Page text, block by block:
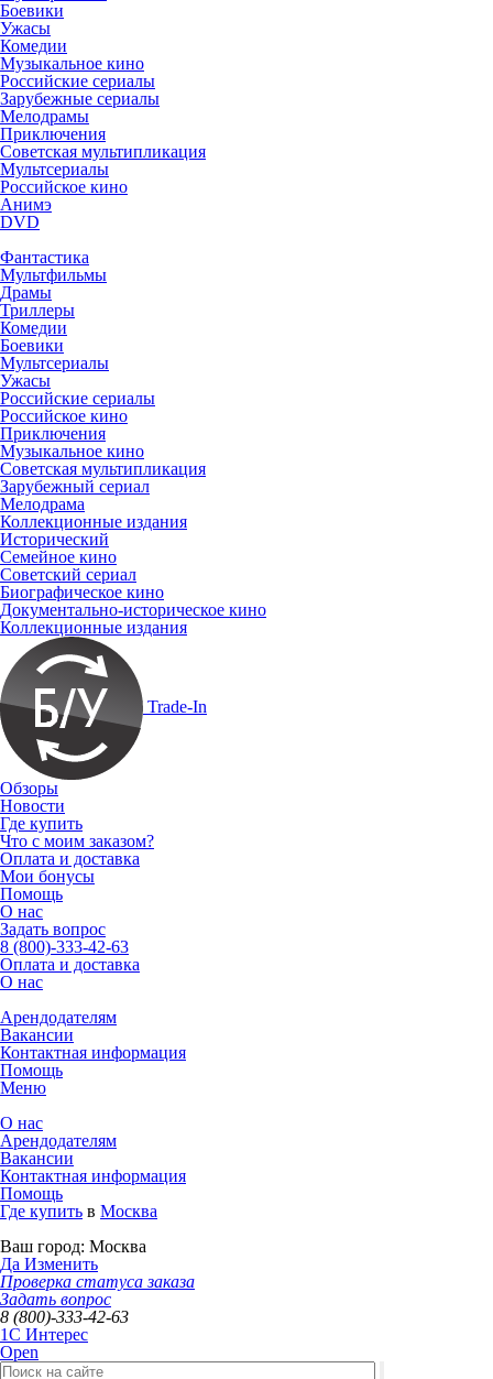
Боевики
Ужасы
Комедии
Музыкальное кино
Российские сериалы
Зарубежные сериалы
Мелодрамы
Приключения
Советская мультипликация
Мультсериалы
Российское кино
Анимэ
DVD
Фантастика
Мультфильмы
Драмы
Триллеры
Комедии
Боевики
Мультсериалы
Ужасы
Российские сериалы
Российское кино
Приключения
Музыкальное кино
Советская мультипликация
Зарубежный сериал
Мелодрама
Коллекционные издания
Исторический
Семейное кино
Советский сериал
Биографическое кино
Документально-историческое кино
Коллекционные издания
Trade-In
Обзоры
Новости
Где купить
Что с моим заказом?
Оплата и доставка
Мои бонусы
Помощь
О нас
Задать вопрос
8 (800)-333-42-63
Оплата и доставка
О нас
Арендодателям
Вакансии
Контактная информация
Помощь
Меню
О нас
Арендодателям
Вакансии
Контактная информация
Помощь
Где купить в Москва
Ваш город: Москва
Да Изменить
Проверка статуса заказа
Задать вопрос
8 (800)-333-42-63
1C Интерес
Open